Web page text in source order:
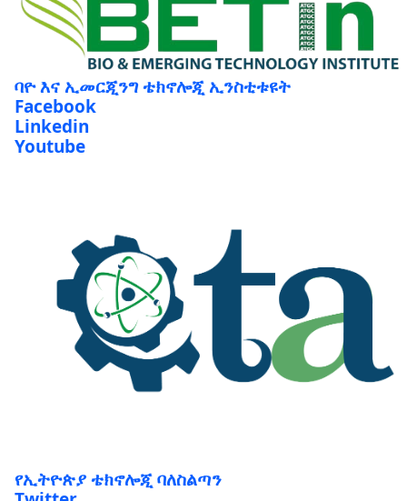
ባዮ እና ኢመርጂንግ ቴክኖሎጂ ኢንስቲቱዩት
Facebook
Linkedin
Youtube
የኢትዮጵያ ቴክኖሎጂ ባለስልጣን